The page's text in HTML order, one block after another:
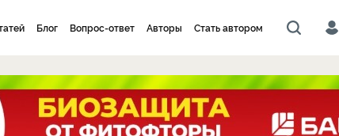
Блог Вопрос-ответ Авторы Стать автором